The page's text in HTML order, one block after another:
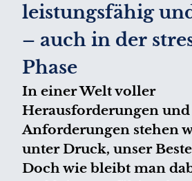
leistungsfähig
– auch in der
Phase
In einer Welt voller
Herausforderungen
Anforderungen stehen
unter Druck, unser
Doch wie bleibt man